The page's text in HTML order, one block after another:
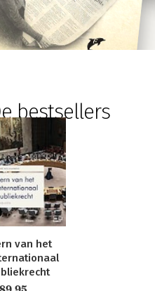
bestsellers
van het